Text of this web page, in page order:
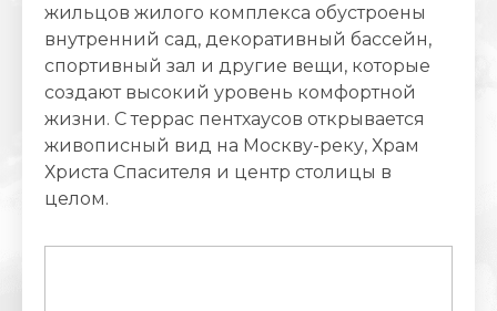
жильцов жилого комплекса обустроены
внутренний сад, декоративный бассейн,
спортивный зал и другие вещи, которые
создают высокий уровень комфортной
жизни. С террас пентхаусов открывается
живописный вид на Москву-реку, Храм
Христа Спасителя и центр столицы в
целом.